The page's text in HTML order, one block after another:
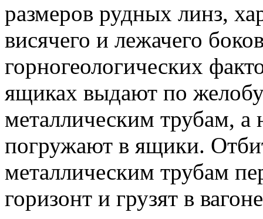
размеров рудных линз,
висячего и лежачего
горногеологических
ящиках выдают по
металлическим трубам, а
погружают в ящики.
металлическим трубам
горизонт и грузят в